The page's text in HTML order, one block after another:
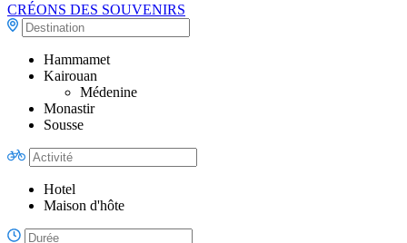
CRÉONS DES SOUVENIRS
Hammamet
Kairouan
Médenine
Monastir
Sousse
Hotel
Maison d'hôte